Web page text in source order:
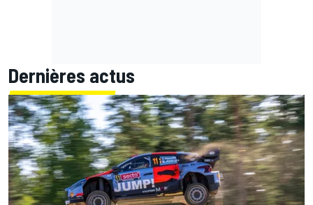
Dernières actus